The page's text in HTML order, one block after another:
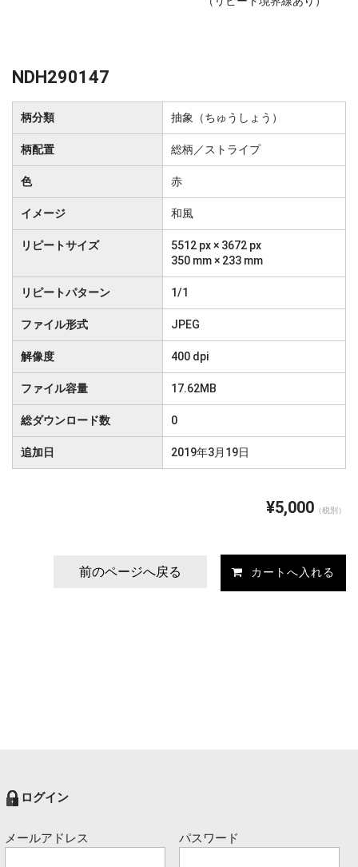
NDH290147
柄分類 抽象（ちゅうしょう）
柄配置 総柄／ストライプ
色 赤
イメージ 和風
リピートサイズ
5512 px × 3672 px
350 mm × 233 mm
リピートパターン 1/1
ファイル形式 JPEG
解像度 400 dpi
ファイル容量 17.62MB
総ダウンロード数 0
追加日 2019年3月19日
¥5,000 （税別）
前のページへ戻る
ログイン
メールアドレス パスワード